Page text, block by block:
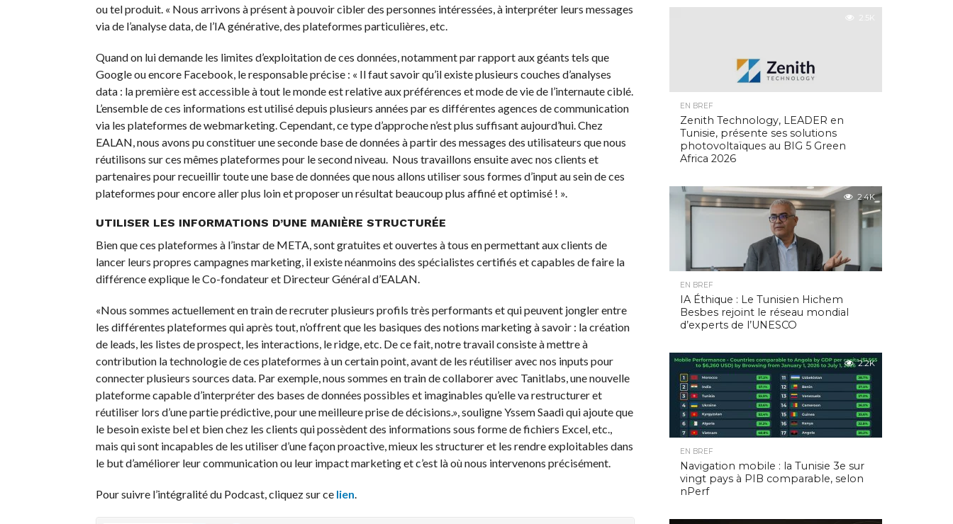
ou tel produit. « Nous arrivons à présent à pouvoir cibler des personnes intéressées, à interpréter leurs messages
via de l’analyse data, de l’IA générative, des plateformes particulières, etc.
Quand on lui demande les limites d’exploitation de ces données, notamment par rapport aux géants tels que
Google ou encore Facebook, le responsable précise : « Il faut savoir qu’il existe plusieurs couches d’analyses
data : la première est accessible à tout le monde est relative aux préférences et mode de vie de l’internaute ciblé.
L’ensemble de ces informations est utilisé depuis plusieurs années par es différentes agences de communication
via les plateformes de webmarketing. Cependant, ce type d’approche n’est plus suffisant aujourd’hui. Chez
EALAN, nous avons pu constituer une seconde base de données à partir des messages des utilisateurs que nous
réutilisons sur ces mêmes plateformes pour le second niveau. Nous travaillons ensuite avec nos clients et
partenaires pour recueillir toute une base de données que nous allons utiliser sous formes d’input au sein de ces
plateformes pour encore aller plus loin et proposer un résultat beaucoup plus affiné et optimisé ! ».
UTILISER LES INFORMATIONS D’UNE MANIÈRE STRUCTURÉE
Bien que ces plateformes à l’instar de META, sont gratuites et ouvertes à tous en permettant aux clients de
lancer leurs propres campagnes marketing, il existe néanmoins des spécialistes certifiés et capables de faire la
différence explique le Co-fondateur et Directeur Général d’EALAN.
«Nous sommes actuellement en train de recruter plusieurs profils très performants et qui peuvent jongler entre
les différentes plateformes qui après tout, n’offrent que les basiques des notions marketing à savoir : la création
de leads, les listes de prospect, les interactions, le ridge, etc. De ce fait, notre travail consiste à mettre à
contribution la technologie de ces plateformes à un certain point, avant de les réutiliser avec nos inputs pour
connecter plusieurs sources data. Par exemple, nous sommes en train de collaborer avec Tanitlabs, une nouvelle
plateforme capable d’interpréter des bases de données possibles et imaginables qu’elle va restructurer et
réutiliser lors d’une partie prédictive, pour une meilleure prise de décisions.», souligne Yssem Saadi qui ajoute que
le besoin existe bel et bien chez les clients qui possèdent des informations sous forme de fichiers Excel, etc.,
mais qui sont incapables de les utiliser d’une façon proactive, mieux les structurer et les rendre exploitables dans
le but d’améliorer leur communication ou leur impact marketing et c’est là où nous intervenons précisément.
Pour suivre l’intégralité du Podcast, cliquez sur ce lien.
2.5K
EN BREF
Zenith Technology, LEADER en
Tunisie, présente ses solutions
photovoltaïques au BIG 5 Green
Africa 2026
2.4K
EN BREF
IA Éthique : Le Tunisien Hichem
Besbes rejoint le réseau mondial
d’experts de l’UNESCO
2.2K
EN BREF
Navigation mobile : la Tunisie 3e sur
vingt pays à PIB comparable, selon
nPerf